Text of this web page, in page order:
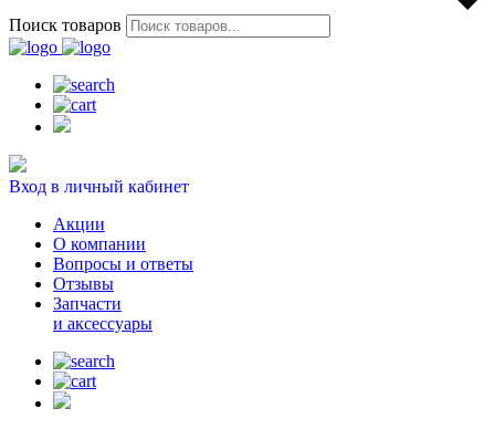
Поиск товаров
Вход в личный кабинет
Акции
О компании
Вопросы и ответы
Отзывы
Запчасти
и аксессуары